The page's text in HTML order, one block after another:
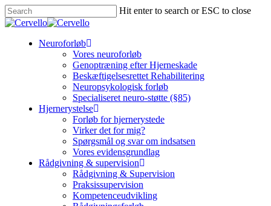
Skip
to
content
Hit enter to search or ESC to close
Close
Neuroforløb
Vores neuroforløb
Genoptræning efter Hjerneskade
Beskæftigelsesrettet Rehabilitering
Neuropsykologisk forløb
Specialiseret neuro-støtte (§85)
Hjernerystelse
Forløb for hjernerystede
Virker det for mig?
Spørgsmål og svar om indsatsen
Vores evidensgrundlag
Rådgivning & supervision
Rådgivning & Supervision
Praksissupervision
Kompetenceudvikling